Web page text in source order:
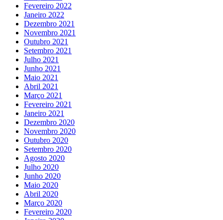
Fevereiro 2022
Janeiro 2022
Dezembro 2021
Novembro 2021
Outubro 2021
Setembro 2021
Julho 2021
Junho 2021
Maio 2021
Abril 2021
Março 2021
Fevereiro 2021
Janeiro 2021
Dezembro 2020
Novembro 2020
Outubro 2020
Setembro 2020
Agosto 2020
Julho 2020
Junho 2020
Maio 2020
Abril 2020
Março 2020
Fevereiro 2020